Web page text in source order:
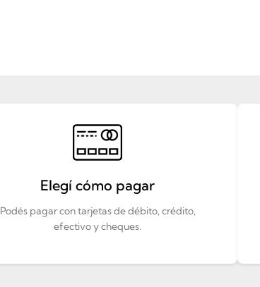
Elegí cómo pagar
Podés pagar con tarjetas de débito, crédito,
efectivo y cheques.